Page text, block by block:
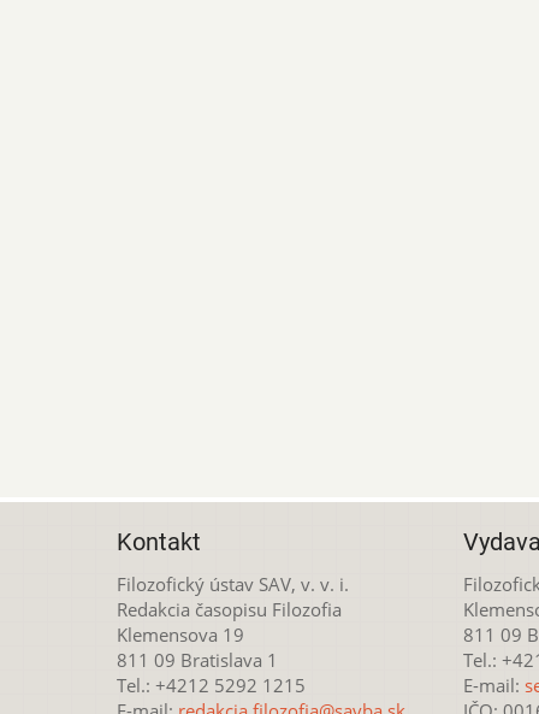
Kontakt
Filozofický ústav SAV, v. v. i.
Redakcia časopisu Filozofia
Klemensova 19
811 09 Bratislava 1
Tel.: +4212 5292 1215
811 09
Tel.:
E-mail: